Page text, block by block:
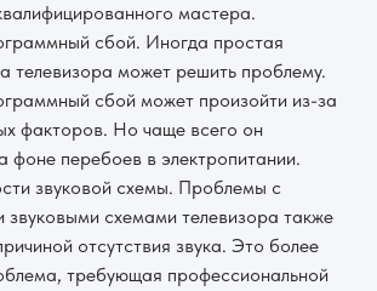
мастера.
сбой. Иногда простая
телевизора может решить проблему.
сбой может произойти из-за
факторов. Но чаще всего он
фоне перебоев в электропитании.
звуковой схемы. Проблемы с
звуковыми схемами телевизора также
отсутствия звука. Это более
требующая профессиональной